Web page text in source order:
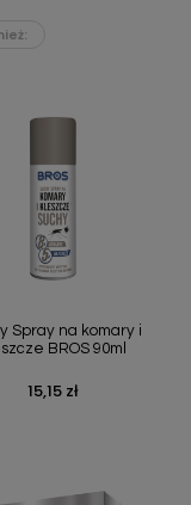
Spray na komary i
BROS 90ml
Cena
15,15 zł